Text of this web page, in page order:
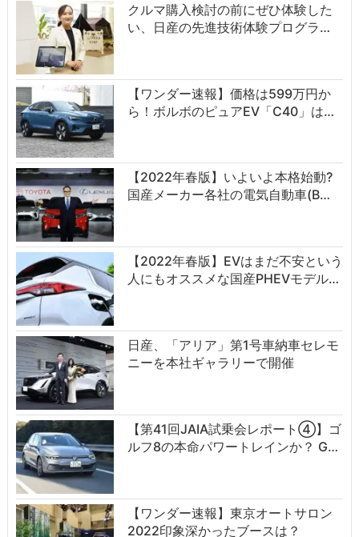
クルマ購入検討の前にぜひ体験した
い、日産の先進技術体験プログラ…
【ワンダー速報】価格は599万円か
ら！ボルボのピュアEV「C40」は…
【2022年春版】いよいよ本格始動?
国産メーカー各社の電気自動車(B…
【2022年春版】EVはまだ不安という
人にもオススメな国産PHEVモデル…
日産、「アリア」第1号車納車セレモ
ニーを本社ギャラリーで開催
【第41回JAIA試乗会レポート④】ゴ
ルフ8の本命パワートレインか？ G…
【ワンダー速報】東京オートサロン
2022印象深かったブースは？